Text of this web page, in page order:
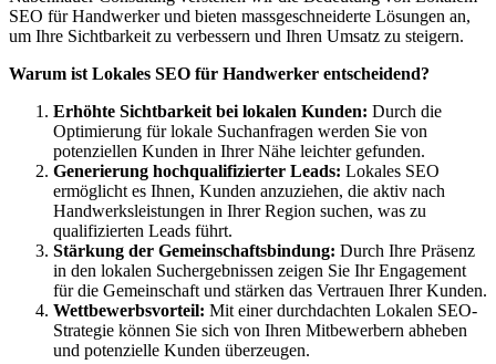
SEO für Handwerker und bieten massgeschneiderte Lösungen an,
um Ihre Sichtbarkeit zu verbessern und Ihren Umsatz zu steigern.
Warum ist Lokales SEO für Handwerker entscheidend?
Erhöhte Sichtbarkeit bei lokalen Kunden: Durch die
Optimierung für lokale Suchanfragen werden Sie von
potenziellen Kunden in Ihrer Nähe leichter gefunden.
Generierung hochqualifizierter Leads: Lokales SEO
ermöglicht es Ihnen, Kunden anzuziehen, die aktiv nach
Handwerksleistungen in Ihrer Region suchen, was zu
qualifizierten Leads führt.
Stärkung der Gemeinschaftsbindung: Durch Ihre Präsenz
in den lokalen Suchergebnissen zeigen Sie Ihr Engagement
für die Gemeinschaft und stärken das Vertrauen Ihrer Kunden.
Wettbewerbsvorteil: Mit einer durchdachten Lokalen SEO-
Strategie können Sie sich von Ihren Mitbewerbern abheben
und potenzielle Kunden überzeugen.